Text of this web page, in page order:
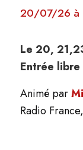
20/07/26 à
Le 20,
Entrée libre
Animé par
Radio